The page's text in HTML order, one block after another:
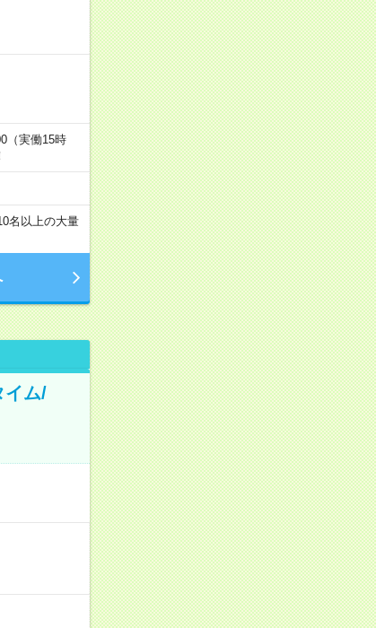
（実働15時
名以上の大量
イム/